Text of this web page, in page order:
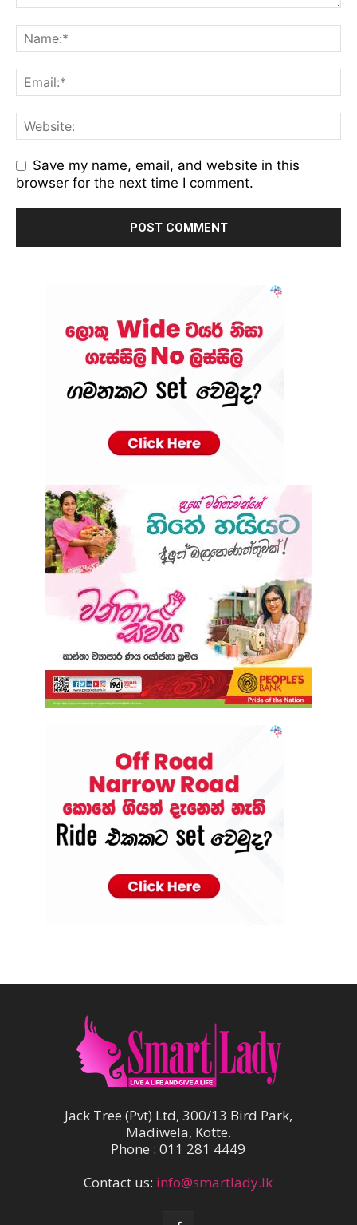
Save my name, email, and website in this
browser for the next time I comment.
Jack Tree (Pvt) Ltd, 300/13 Bird Park,
Madiwela, Kotte.
Phone : 011 281 4449
Contact us: info@smartlady.lk